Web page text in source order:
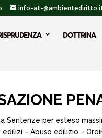
info-at-
DOTTRINA
Sentenze per esteso
edilizi – Abuso edilizio –